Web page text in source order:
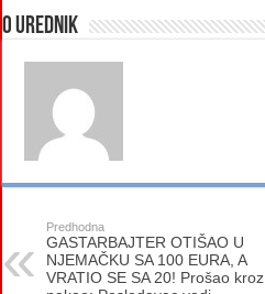
O urednik
Predhodna
GASTARBAJTER OTIŠAO U
NJEMAČKU SA 100 EURA, A
VRATIO SE SA 20! Prošao kroz